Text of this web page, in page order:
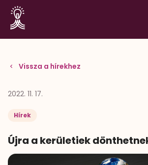
Vissza a hírekhez
2022. 11. 17.
Hírek
Újra a kerületiek